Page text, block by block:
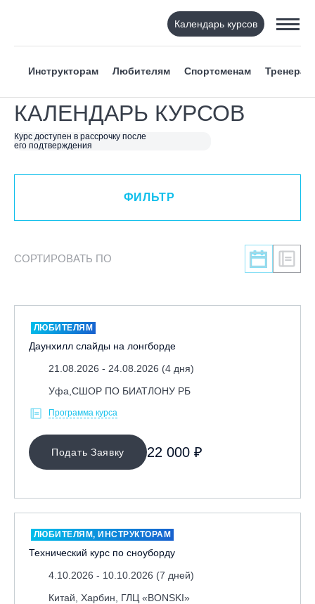
Календарь курсов
Инструкторам Любителям Спортсменам Тренерам
КАЛЕНДАРЬ КУРСОВ
Курс доступен в рассрочку после
его подтверждения
ФИЛЬТР
ВИД СПОРТА
Я ХОЧУ
КАТЕГОРИЯ
Тренерам
ЛЕКТОР
СРОКИ ПРОВЕДЕНИЯ
МЕСТО ПРОВЕДЕНИЯ
ФИЛЬТР
СОРТИРОВАТЬ ПО
ЛЮБИТЕЛЯМ
Даунхилл слайды на лонгборде
21.08.2026 - 24.08.2026 (4 дня)
Уфа,СШОР ПО БИАТЛОНУ РБ
Программа курса
Подать Заявку 22 000 ₽
ЛЮБИТЕЛЯМ, ИНСТРУКТОРАМ
Технический курс по сноуборду
4.10.2026 - 10.10.2026 (7 дней)
Китай, Харбин, ГЛЦ «BONSKI»